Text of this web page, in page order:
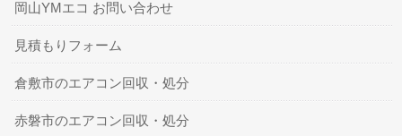
岡山YMエコ お問い合わせ
見積もりフォーム
倉敷市のエアコン回収・処分
赤磐市のエアコン回収・処分